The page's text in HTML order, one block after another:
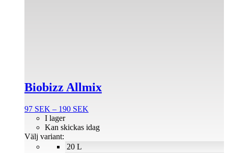
Biobizz Allmix
97 SEK – 190 SEK
till
20 L
I lager
Kan skickas idag
Välj variant:
kan
väljas
produktsidan